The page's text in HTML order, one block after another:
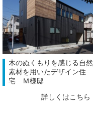
木のぬくもりを感じる自然
素材を用いたデザイン住
宅 Ｍ様邸
詳しくはこちら